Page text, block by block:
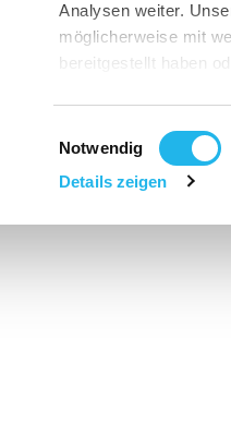
Analysen weiter.
möglicherweise mit
bereitgestellt haben
gemäß Art. 49 Abs.1
die USA übermittelt
Gerichtshof handelt
Einwilligungsauswahl
Notwendig
Details zeigen